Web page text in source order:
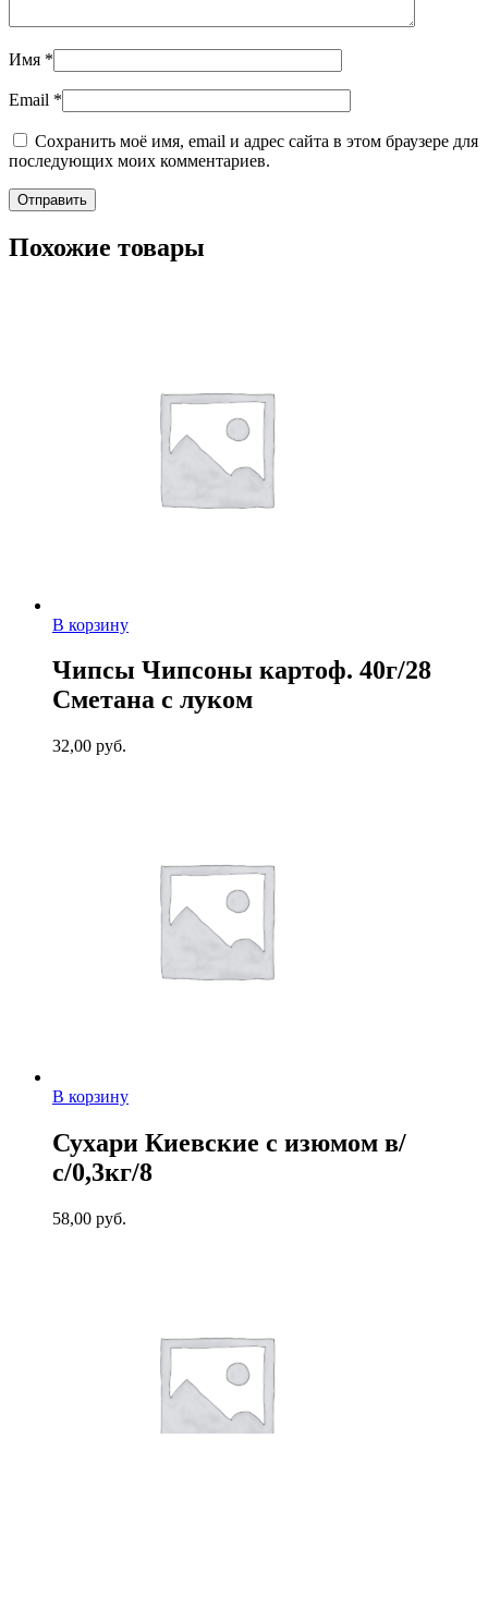
Имя *
Email *
Сохранить моё имя, email и адрес сайта в этом браузере для
последующих моих комментариев.
Похожие товары
В корзину
Чипсы Чипсоны картоф. 40г/28
Сметана с луком
32,00 руб.
В корзину
Сухари Киевские с изюмом в/
с/0,3кг/8
58,00 руб.